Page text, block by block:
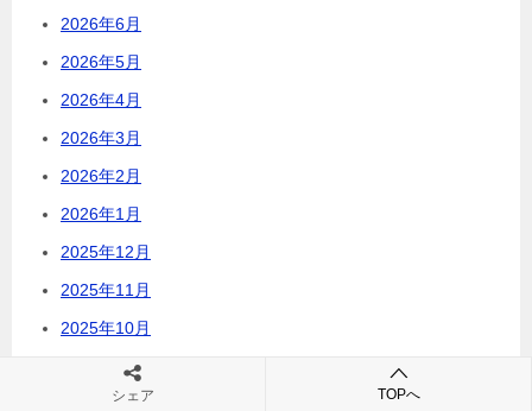
2026年6月
2026年5月
2026年4月
2026年3月
2026年2月
2026年1月
2025年12月
2025年11月
2025年10月
2025年9月
2025年8月
シェア TOPへ